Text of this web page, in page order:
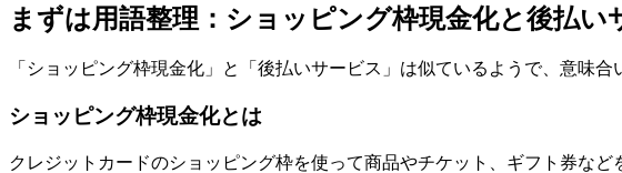
まずは用語整理：ショッピング枠現金化と後払い
「ショッピング枠現金化」と「後払いサービス」は似ているようで、意味
ショッピング枠現金化とは
クレジットカードのショッピング枠を使って商品やチケット、ギフト券な